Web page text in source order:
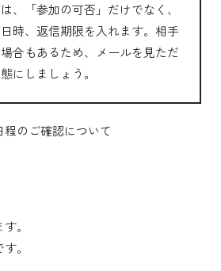
、「参加の可否」だけでなく、
時、返信期限を入れます。相手
合もあるため、メールを見ただ
にしましょう。
のご確認について
。
。